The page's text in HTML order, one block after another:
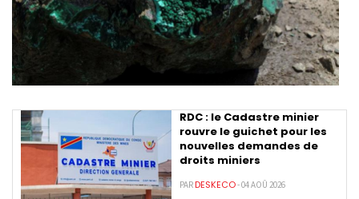
RDC : le Cadastre minier
rouvre le guichet pour les
nouvelles demandes de
droits miniers
PAR DESKECO- 04 AOÛ 2026